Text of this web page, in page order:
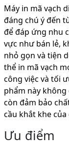
Máy in mã vạch
đáng chú ý đến
để đáp ứng nhu
vực như bán lẻ,
nhỏ gọn và tiện
thể in mã vạch
công việc và tối
phẩm này
còn đảm bảo
cầu khắt khe
Ưu điểm